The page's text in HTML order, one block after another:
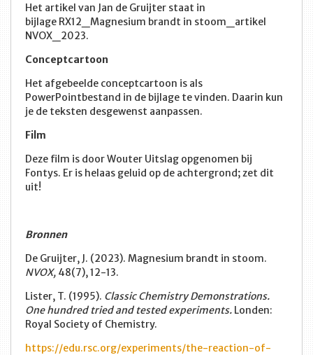
Het artikel van Jan de Gruijter staat in
bijlage RX12_Magnesium brandt in stoom_artikel
NVOX_2023.
Conceptcartoon
Het afgebeelde conceptcartoon is als
PowerPointbestand in de bijlage te vinden. Daarin kun
je de teksten desgewenst aanpassen.
Film
Deze film is door Wouter Uitslag opgenomen bij
Fontys. Er is helaas geluid op de achtergrond; zet dit
uit!
Bronnen
De Gruijter, J. (2023). Magnesium brandt in stoom.
NVOX, 48(7), 12-13.
Lister, T. (1995). Classic Chemistry Demonstrations.
One hundred tried and tested experiments. Londen:
Royal Society of Chemistry.
https://edu.rsc.org/experiments/the-reaction-of-